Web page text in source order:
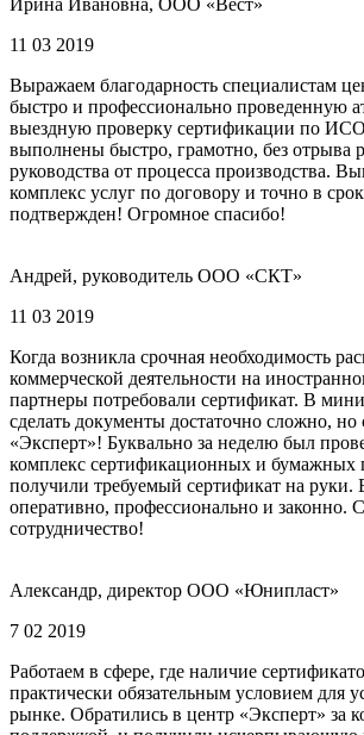
Ирина Ивановна, ООО «Вест»
11 03 2019
Выражаем благодарность специалистам
быстро и профессионально проведенную
выездную проверку сертификации по
выполнены быстро, грамотно, без отрыва
руководства от процесса производства.
комплекс услуг по договору и точно в
подтвержден! Огромное спасибо!
Андрей, руководитель ООО «СКТ»
11 03 2019
Когда возникла срочная необходимость
коммерческой деятельности на
партнеры потребовали сертификат. В
сделать документы достаточно сложно, но
«Эксперт»! Буквально за неделю был
комплекс сертификационных и бумажных
получили требуемый сертификат на руки.
оперативно, профессионально и законно.
сотрудничество!
Александр, директор ООО «Юнипласт»
7 02 2019
Работаем в сфере, где наличие
практически обязательным условием для
рынке. Обратились в центр «Эксперт» за